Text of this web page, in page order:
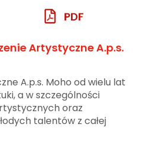
Artystyczne A.p.s.
A.p.s. Moho od wielu lat
a w szczególności
oraz
talentów z całej